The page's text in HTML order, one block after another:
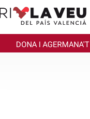
DONA I AGERMANA'T